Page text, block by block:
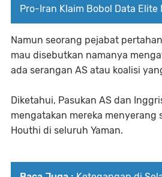
Pro-Iran Klaim Bobol Data Elite
Namun seorang pejabat
mau disebutkan namanya
ada serangan AS atau koalisi
Diketahui, Pasukan AS dan
mengatakan mereka menyerang
Houthi di seluruh Yaman.